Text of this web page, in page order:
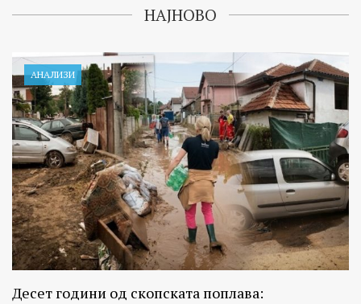
НАЈНОВО
АНАЛИЗИ
Десет години од скопската поплава: